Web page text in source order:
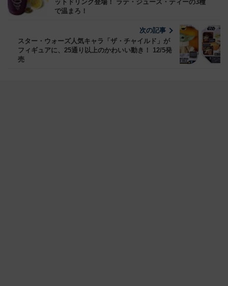
ットドリンク登場！ ラテ・ジュース・ティーの3種
で温まろ！
次の記事
スター・ウォーズ人気キャラ「ザ・チャイルド」が
フィギュアに、25通り以上のかわいい動き！ 12/5発
売